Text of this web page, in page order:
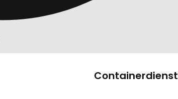
Containerdienst